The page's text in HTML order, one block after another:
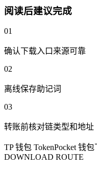
阅读后建议完成
01
确认下载入口来源可靠
02
离线保存助记词
03
转账前核对链类型和地址
TP 钱包 TokenPocket 钱包
DOWNLOAD ROUTE